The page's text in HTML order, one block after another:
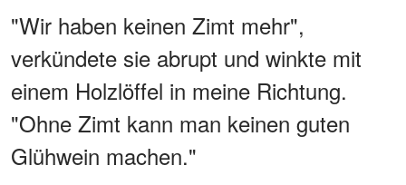
"Wir haben keinen Zimt mehr",
verkündete sie abrupt und winkte mit
einem Holzlöffel in meine Richtung.
"Ohne Zimt kann man keinen guten
Glühwein machen."